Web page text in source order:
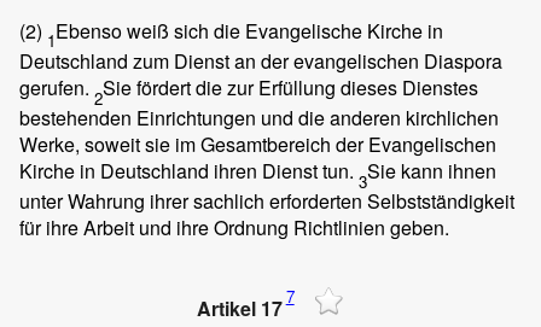
(2) 1Ebenso weiß sich die Evangelische Kirche in
Deutschland zum Dienst an der evangelischen Diaspora
gerufen. 2Sie fördert die zur Erfüllung dieses Dienstes
bestehenden Einrichtungen und die anderen kirchlichen
Werke, soweit sie im Gesamtbereich der Evangelischen
Kirche in Deutschland ihren Dienst tun. 3Sie kann ihnen
unter Wahrung ihrer sachlich erforderten Selbstständigkeit
für ihre Arbeit und ihre Ordnung Richtlinien geben.
Artikel 177